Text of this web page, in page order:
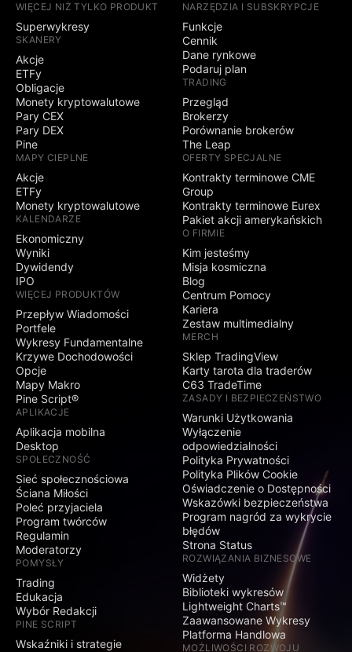
WIĘCEJ NIŻ TYLKO PRODUKT
Superwykresy
SKANERY
Akcje
ETFy
Obligacje
Monety kryptowalutowe
Pary CEX
Pary DEX
Pine
MAPY CIEPLNE
Akcje
ETFy
Monety kryptowalutowe
KALENDARZE
Ekonomiczny
Wyniki
Dywidendy
IPO
WIĘCEJ PRODUKTÓW
Przepływ Wiadomości
Portfele
Wykresy Fundamentalne
Krzywe Dochodowości
Opcje
Mapy Makro
Pine Script®
APLIKACJE
Aplikacja mobilna
Desktop
SPOŁECZNOŚĆ
Sieć społecznościowa
Ściana Miłości
Poleć przyjaciela
Program twórców
Regulamin
Moderatorzy
POMYSŁY
Trading
Edukacja
Wybór Redakcji
PINE SCRIPT
Wskaźniki i strategie
NARZĘDZIA I SUBSKRYPCJE
Funkcje
Cennik
Dane rynkowe
Podaruj plan
TRADING
Przegląd
Brokerzy
Porównanie brokerów
The Leap
OFERTY SPECJALNE
Kontrakty terminowe CME
Group
Kontrakty terminowe Eurex
Pakiet akcji amerykańskich
O FIRMIE
Kim jesteśmy
Misja kosmiczna
Blog
Centrum Pomocy
Kariera
Zestaw multimedialny
MERCH
Sklep TradingView
Karty tarota dla traderów
C63 TradeTime
ZASADY I BEZPIECZEŃSTWO
Warunki Użytkowania
Wyłączenie
odpowiedzialności
Polityka Prywatności
Polityka Plików Cookie
Oświadczenie o Dostępności
Wskazówki bezpieczeństwa
Program nagród za wykrycie
błędów
Strona Status
ROZWIĄZANIA BIZNESOWE
Widżety
Biblioteki wykresów
Lightweight Charts™
Zaawansowane Wykresy
Platforma Handlowa
MOŻLIWOŚCI ROZWOJU